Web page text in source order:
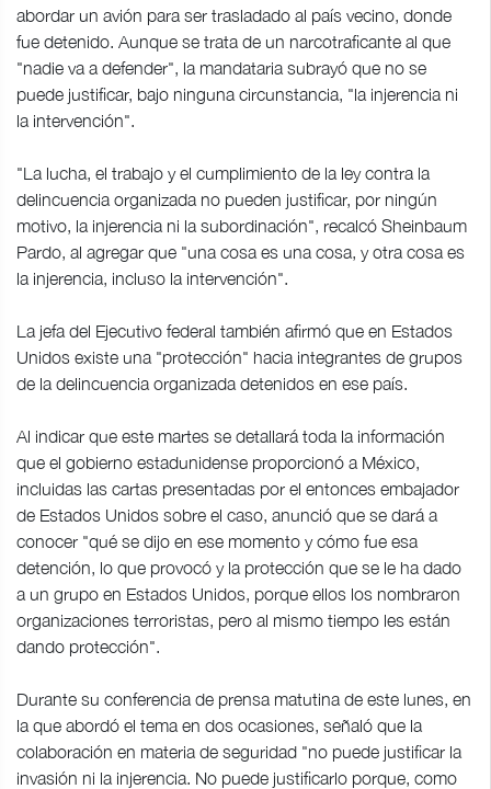
abordar un avión para ser trasladado al país vecino, donde
fue detenido. Aunque se trata de un narcotraficante al que
"nadie va a defender", la mandataria subrayó que no se
puede justificar, bajo ninguna circunstancia, "la injerencia ni
la intervención".
"La lucha, el trabajo y el cumplimiento de la ley contra la
delincuencia organizada no pueden justificar, por ningún
motivo, la injerencia ni la subordinación", recalcó Sheinbaum
Pardo, al agregar que "una cosa es una cosa, y otra cosa es
la injerencia, incluso la intervención".
La jefa del Ejecutivo federal también afirmó que en Estados
Unidos existe una "protección" hacia integrantes de grupos
de la delincuencia organizada detenidos en ese país.
Al indicar que este martes se detallará toda la información
que el gobierno estadunidense proporcionó a México,
incluidas las cartas presentadas por el entonces embajador
de Estados Unidos sobre el caso, anunció que se dará a
conocer "qué se dijo en ese momento y cómo fue esa
detención, lo que provocó y la protección que se le ha dado
a un grupo en Estados Unidos, porque ellos los nombraron
organizaciones terroristas, pero al mismo tiempo les están
dando protección".
Durante su conferencia de prensa matutina de este lunes, en
la que abordó el tema en dos ocasiones, señaló que la
colaboración en materia de seguridad "no puede justificar la
invasión ni la injerencia. No puede justificarlo porque, como